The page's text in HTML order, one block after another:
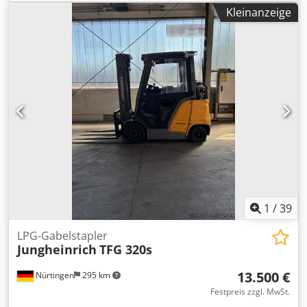
Kraftstofftyp:elektrisch, Masttyp:Sonstige,
Batteriespannung:24 V, Gabellänge:1.600 mm, 4968166
Seriennummer: 98216289 Chedpsxfd Aqjfx An Hja Batterie-
Details: 24 Volt
Kleinanzeige
1 /39
Nürtingen 295 km
LPG-Gabelstapler
Jungheinrich TFG 320s
13.500 €
Festpreis zzgl. MwSt.